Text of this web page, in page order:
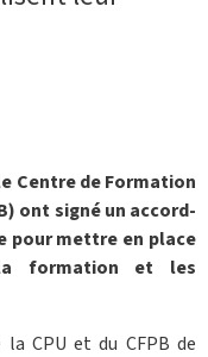
Centre de Formation
ont signé un accord-
pour mettre en place
formation et les
CPU et du CFPB de